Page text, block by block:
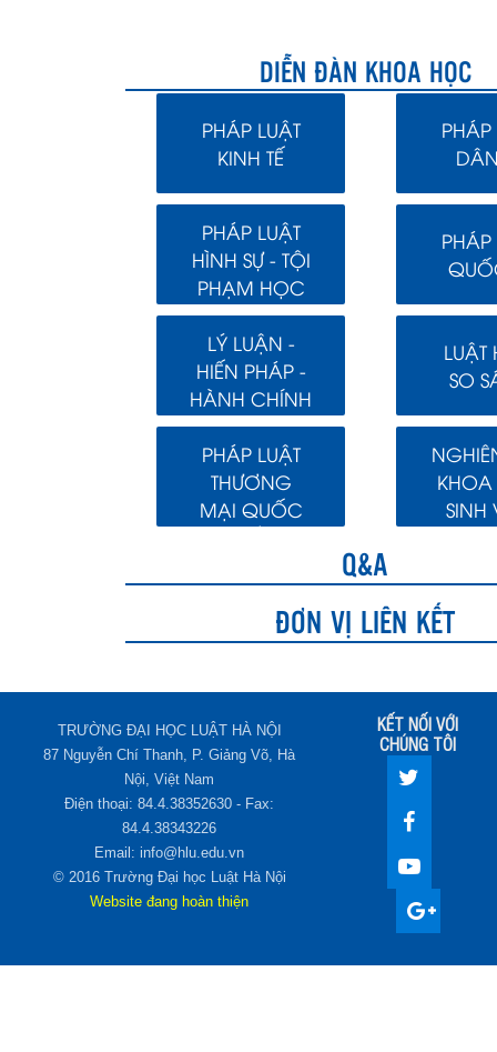
DIỄN ĐÀN KHOA HỌC
PHÁP LUẬT
KINH TẾ
PHÁP
PHÁP LUẬT
HÌNH SỰ - TỘI
PHẠM HỌC
PHÁP
LÝ LUẬN -
HIẾN PHÁP -
HÀNH CHÍNH
LUẬT
SO
PHÁP LUẬT
THƯƠNG
MẠI QUỐC
SINH
Q&A
ĐƠN VỊ LIÊN KẾT
TRƯỜNG ĐẠI HỌC LUẬT HÀ NỘI
87 Nguyễn Chí Thanh, P. Giảng Võ, Hà
Nội, Việt Nam
Điện thoại: 84.4.38352630 - Fax:
84.4.38343226
Email: info@hlu.edu.vn
© 2016 Trường Đại học Luật Hà Nội
Website đang hoàn thiện
KẾT NỐI VỚI
CHÚNG TÔI